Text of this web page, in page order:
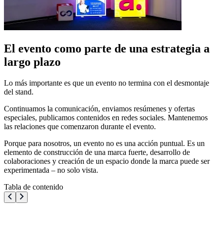
El evento como parte de una estrategia a
largo plazo
Lo más importante es que un evento no termina con el desmontaje
del stand.
Continuamos la comunicación, enviamos resúmenes y ofertas
especiales, publicamos contenidos en redes sociales. Mantenemos
las relaciones que comenzaron durante el evento.
Porque para nosotros, un evento no es una acción puntual. Es un
elemento de construcción de una marca fuerte, desarrollo de
colaboraciones y creación de un espacio donde la marca puede ser
experimentada – no solo vista.
Tabla de contenido